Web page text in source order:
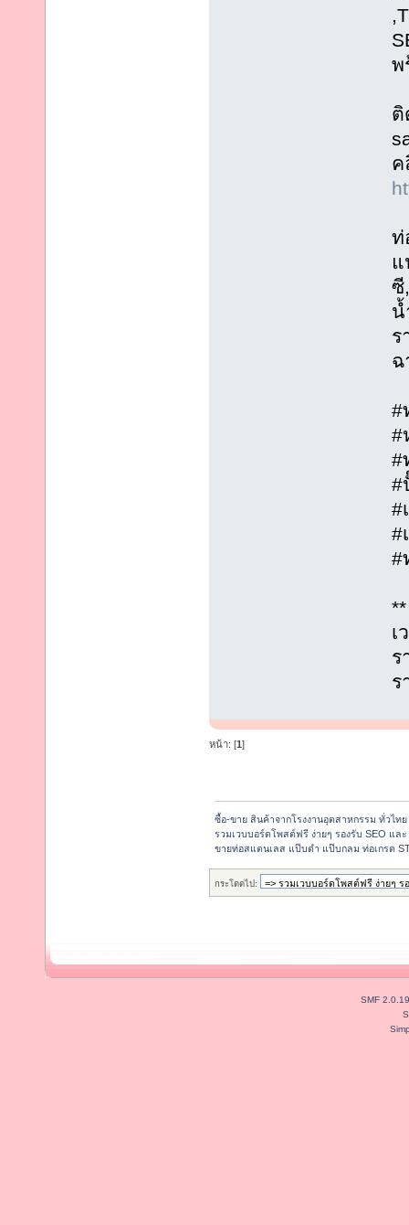
พ
ติ
ค
ท่
แ
ซี
น้
ร
ฉ
#
#
#
#
#
#
#
เ
ร
ร
หน้า: [1]
ซื้อ-ขาย สินค้าจากโรงงานอุตสาหกรรม ทั่วไทย
รวมเวบบอร์ดโพสต์ฟรี ง่ายๆ รองรับ SEO แล
ขายท่อสแตนเลส แป๊บดำ แป๊บกลม ท่อเกรด
กระโดดไป:
SMF 2.0.19